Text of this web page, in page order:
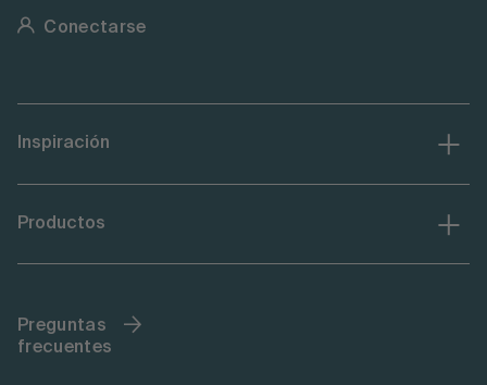
Conectarse
Inspiración
Productos
Preguntas
frecuentes